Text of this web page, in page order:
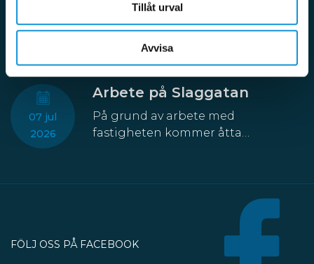
Tillåt urval
Avvisa
Aktuellt
07 jul
2026
Arbete på Slaggatan
På grund av arbete med
fastigheten kommer åtta
nordöstra sidan av Slaggatan
enligt kartbilden här ovan får
fordon inte stannas eller parkeras
under perioden 13 juli till 30
oktober.
FÖLJ OSS PÅ FACEBOOK